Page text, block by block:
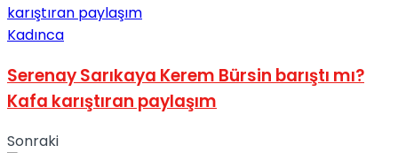
Kadınca
Serenay Sarıkaya Kerem Bürsin barıştı mı?
Kafa karıştıran paylaşım
Sonraki